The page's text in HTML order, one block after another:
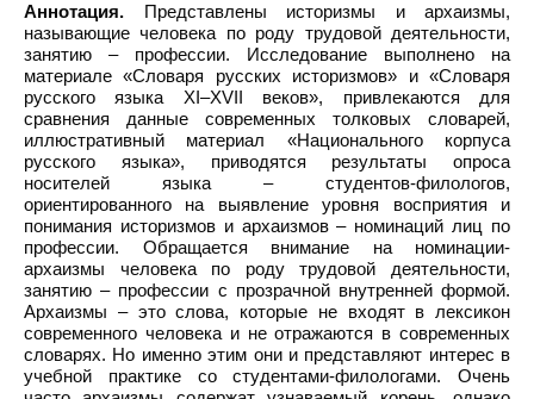
Аннотация. Представлены историзмы и архаизмы,
называющие человека по роду трудовой деятельности,
занятию – профессии. Исследование выполнено на
материале «Словаря русских историзмов» и «Словаря
русского языка XI–XVII веков», привлекаются для
сравнения данные современных толковых словарей,
иллюстративный материал «Национального корпуса
русского языка», приводятся результаты опроса
носителей языка – студентов-филологов,
ориентированного на выявление уровня восприятия и
понимания историзмов и архаизмов – номинаций лиц по
профессии. Обращается внимание на номинации-
архаизмы человека по роду трудовой деятельности,
занятию – профессии с прозрачной внутренней формой.
Архаизмы – это слова, которые не входят в лексикон
современного человека и не отражаются в современных
словарях. Но именно этим они и представляют интерес в
учебной практике со студентами-филологами. Очень